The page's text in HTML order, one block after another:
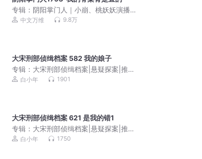
专辑： 阴阳掌门人｜小崩、桃妖妖演播
民间灵异恐怖鬼故事
中文万维 9.8万
大宋刑部侦缉档案 582 我的娘子
专辑： 大宋刑部侦缉档案|悬疑探案|推理
烧脑|女仵作|女法医|宋伊作品
白小年 1901
大宋刑部侦缉档案 621 是我的错1
专辑： 大宋刑部侦缉档案|悬疑探案|推理
烧脑|女仵作|女法医|宋伊作品
白小年 1750